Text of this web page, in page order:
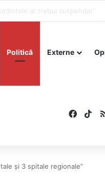
Politică Externe
și 3 spitale regionale”